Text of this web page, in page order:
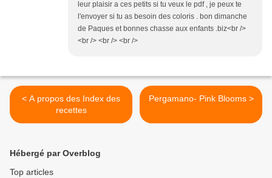
leur plaisir a ces petits si tu veux le pdf , je peux te
l'envoyer si tu as besoin des coloris . bon dimanche
de Paques et bonnes chasse aux enfants .biz<br />
<br /> <br /> <br />
< A propos des Index des
recettes
Pergamano- Pink Blooms >
Hébergé par Overblog
Top articles